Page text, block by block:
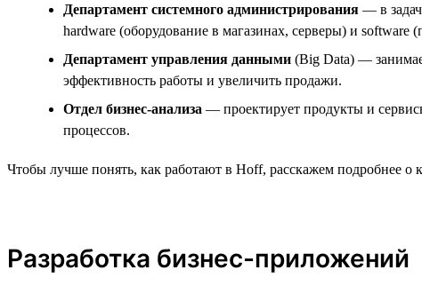
Департамент системного администрирования — в
hardware (оборудование в магазинах, серверы) и software
Департамент управления данными (Big Data) —
эффективность работы и увеличить продажи.
Отдел бизнес-анализа — проектирует продукты и
процессов.
Чтобы лучше понять, как работают в Hoff, расскажем подробнее о
Разработка бизнес-приложений